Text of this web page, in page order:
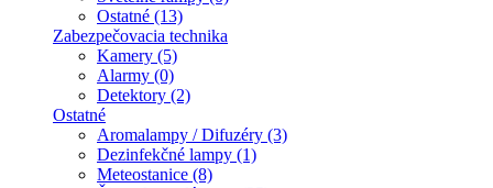
Ostatné (13)
Zabezpečovacia technika
Kamery (5)
Alarmy (0)
Detektory (2)
Ostatné
Aromalampy / Difuzéry (3)
Dezinfekčné lampy (1)
Meteostanice (8)